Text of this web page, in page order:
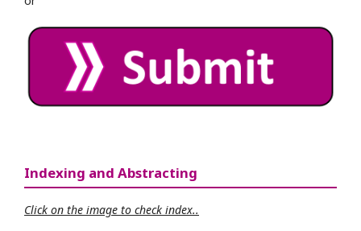
Indexing and Abstracting
Click on the image to check index..